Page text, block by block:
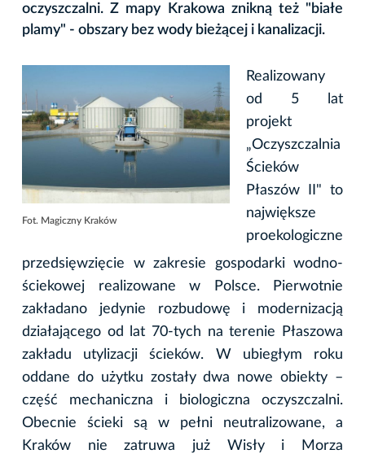
oczyszczalni. Z mapy Krakowa znikną też "białe
plamy" - obszary bez wody bieżącej i kanalizacji.
Fot. Magiczny Kraków
Realizowany
od 5 lat
projekt
„Oczyszczalnia
Ścieków
Płaszów II" to
największe
proekologiczne
przedsięwzięcie w zakresie gospodarki wodno-
ściekowej realizowane w Polsce. Pierwotnie
zakładano jedynie rozbudowę i modernizacją
działającego od lat 70-tych na terenie Płaszowa
zakładu utylizacji ścieków. W ubiegłym roku
oddane do użytku zostały dwa nowe obiekty –
część mechaniczna i biologiczna oczyszczalni.
Obecnie ścieki są w pełni neutralizowane, a
Kraków nie zatruwa już Wisły i Morza